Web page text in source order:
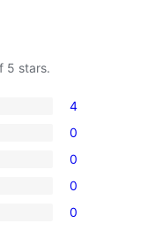
5 stars.
4
0
0
0
0